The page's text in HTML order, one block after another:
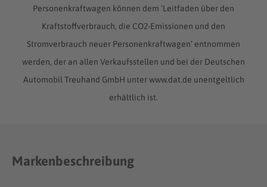
Personenkraftwagen können dem ‘Leitfaden über den
Kraftstoffverbrauch, die CO2-Emissionen und den
Stromverbrauch neuer Personenkraftwagen’ entnommen
werden, der an allen Verkaufsstellen und bei der Deutschen
Automobil Treuhand GmbH unter www.dat.de unentgeltlich
erhältlich ist.
Markenbeschreibung